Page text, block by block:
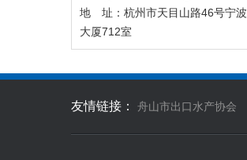
地 址：杭州市天目山路46号宁波
大厦712室
友情链接： 舟山市出口水产协会